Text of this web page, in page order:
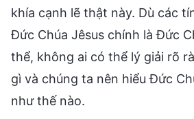
khía cạnh lẽ thật này. Dù các
Đức Chúa Jêsus chính là Đức
thể, không ai có thể lý giải rõ
gì và chúng ta nên hiểu Đức
như thế nào.